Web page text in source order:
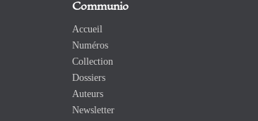
Communio
Accueil
Numéros
Collection
Dossiers
Auteurs
Newsletter